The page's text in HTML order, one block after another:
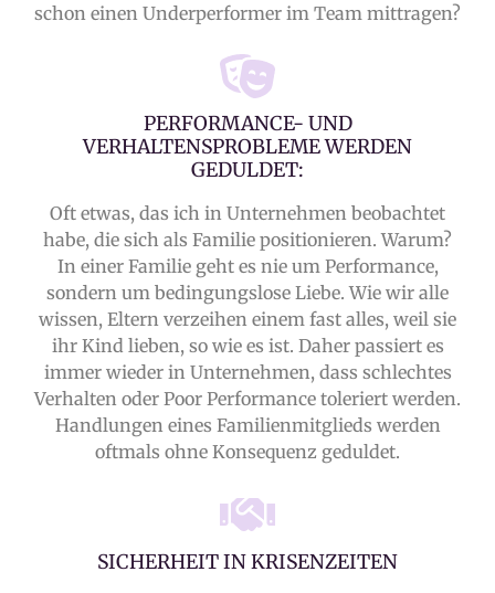
schon einen Underperformer im Team mittragen?
PERFORMANCE- UND
VERHALTENSPROBLEME WERDEN
GEDULDET:
Oft etwas, das ich in Unternehmen beobachtet
habe, die sich als Familie positionieren. Warum?
In einer Familie geht es nie um Performance,
sondern um bedingungslose Liebe. Wie wir alle
wissen, Eltern verzeihen einem fast alles, weil sie
ihr Kind lieben, so wie es ist. Daher passiert es
immer wieder in Unternehmen, dass schlechtes
Verhalten oder Poor Performance toleriert werden.
Handlungen eines Familienmitglieds werden
oftmals ohne Konsequenz geduldet.
SICHERHEIT IN KRISENZEITEN